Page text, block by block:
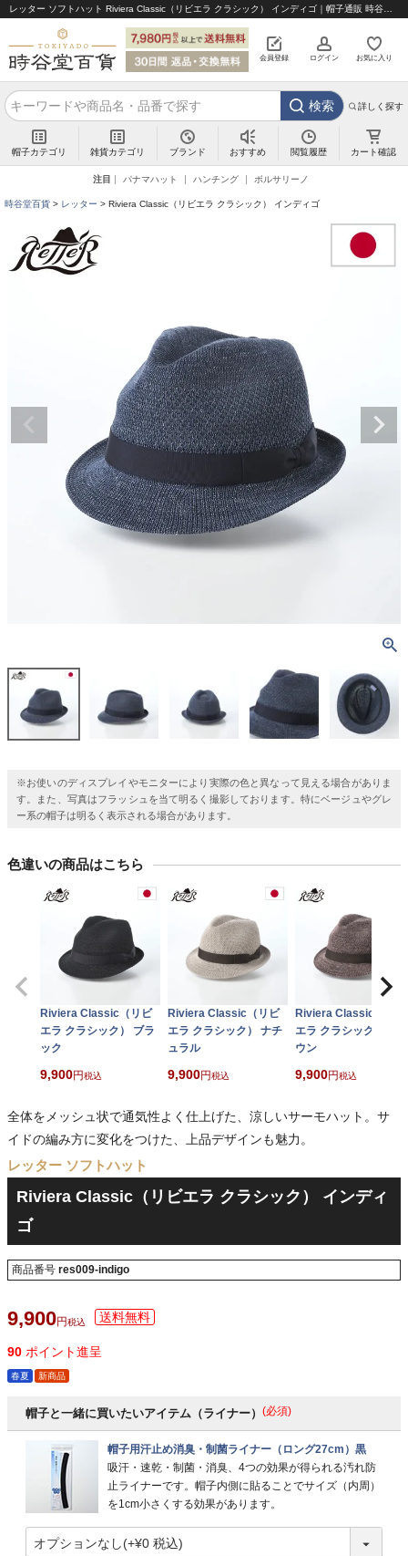
会員登録 ログイン お気に入り
検索 詳しく探す
帽子カテゴリ 雑貨カテゴリ ブランド おすすめ 閲覧履歴 カート確認
注目 パナマハット ハンチング ボルサリーノ
時谷堂百貨 レッター Riviera Classic（リビエラ クラシック） インディゴ
※お使いのディスプレイやモニターにより実際の色と異なって見える場合がありま
す。また、写真はフラッシュを当て明るく撮影しております。特にベージュやグレ
ー系の帽子は明るく表示される場合があります。
色違いの商品はこちら
Riviera Classic（リビ
エラ クラシック） ブラ
ック
9,900 税込
Riviera Classic（リビ
エラ クラシック） ナチ
ュラル
9,900 税込
Riviera Classic（リビ
エラ クラシック） ブ
ウン
9,900 税込
全体をメッシュ状で通気性よく仕上げた、涼しいサーモハット。サ
イドの編み方に変化をつけた、上品デザインも魅力。
レッター ソフトハット
Riviera Classic（リビエラ クラシック） インディ
ゴ
商品番号 res009-indigo
9,900 税込
90 ポイント進呈
春夏 新商品
帽子と一緒に買いたいアイテム（ライナー） (必須)
帽子用汗止め消臭・制菌ライナー（ロング27cm）黒
吸汗・速乾・制菌・消臭、4つの効果が得られる汚れ防
止ライナーです。帽子内側に貼ることでサイズ（内周）
を1cm小さくする効果があります。